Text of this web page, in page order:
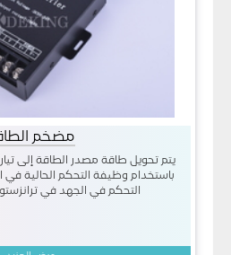
مضخم
يتم تحويل طاقة مصدر الطاقة إلى تيار
باستخدام وظيفة التحكم الحالية في
التحكم في الجهد في ترانزستور